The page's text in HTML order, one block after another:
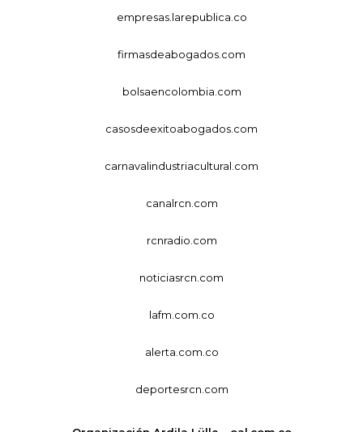
empresas.larepublica.co
firmasdeabogados.com
bolsaencolombia.com
casosdeexitoabogados.com
carnavalindustriacultural.com
canalrcn.com
rcnradio.com
noticiasrcn.com
lafm.com.co
alerta.com.co
deportesrcn.com